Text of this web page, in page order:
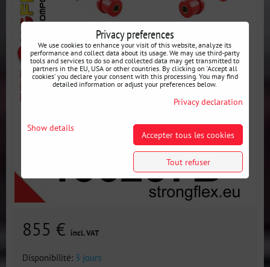
855 € incl. VAT
Disponibilité: 3 jours
Privacy preferences
We use cookies to enhance your visit of this website, analyze its
performance and collect data about its usage. We may use third-party
tools and services to do so and collected data may get transmitted to
partners in the EU, USA or other countries. By clicking on 'Accept all
cookies' you declare your consent with this processing. You may find
detailed information or adjust your preferences below.
Privacy declaration
Show details
Accepter tous les cookies
Tout refuser